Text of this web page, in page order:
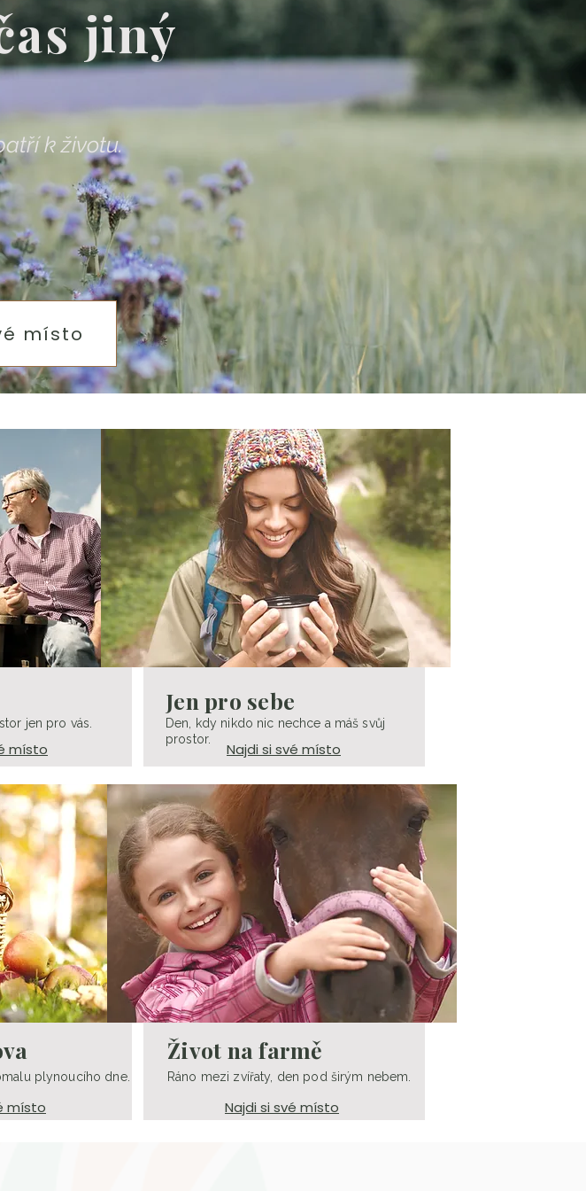
jiný
k životu.
místo
jen pro vás.
místo
Jen pro sebe
Den, kdy nikdo nic nechce a máš svůj
prostor.
Najdi si své místo
plynoucího dne.​
místo
Život na farmě
Ráno mezi zvířaty, den pod širým nebem.
Najdi si své místo